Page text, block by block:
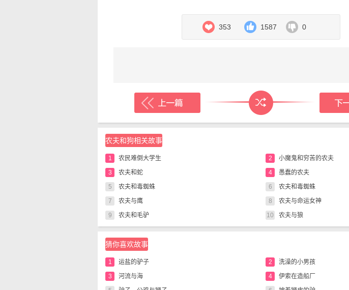
353 1587 0
农夫和狗相关故事
1 农民难倒大学生 2
小魔鬼和穷苦的农夫
3
农夫和蛇 4
愚蠢的农夫
5
农夫和毒蜘蛛 6
农夫和毒蜘蛛
7
农夫与鹰 8
农夫与命运女神
9
农夫和毛驴 10 农夫与狼
猜你喜欢故事
1 运盐的驴子 2
洗澡的小男孩
3
河流与海 4
伊索在造船厂